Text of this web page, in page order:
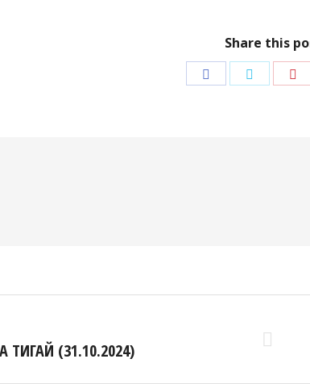
Share this
Поделиться
(31.10.2024)